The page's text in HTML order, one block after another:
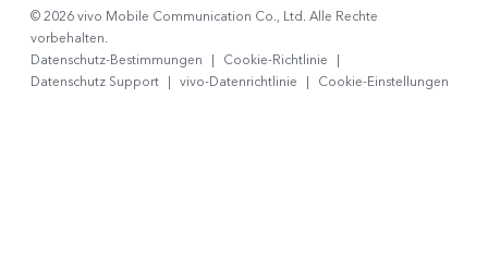
© 2026 vivo Mobile Communication Co., Ltd. Alle Rechte
vorbehalten.
Datenschutz-Bestimmungen
| Cookie-Richtlinie
|
Datenschutz Support | vivo-Datenrichtlinie | Cookie-Einstellungen